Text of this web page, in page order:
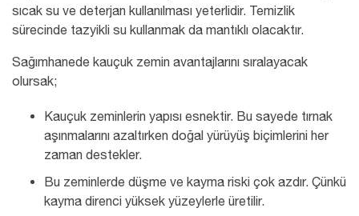
sıcak su ve deterjan kullanılması yeterlidir. Temizlik
sürecinde tazyikli su kullanmak da mantıklı olacaktır.
Sağımhanede kauçuk zemin avantajlarını sıralayacak
olursak;
Kauçuk zeminlerin yapısı esnektir. Bu sayede tırnak
aşınmalarını azaltırken doğal yürüyüş biçimlerini her
zaman destekler.
Bu zeminlerde düşme ve kayma riski çok azdır. Çünkü
kayma direnci yüksek yüzeylerle üretilir.